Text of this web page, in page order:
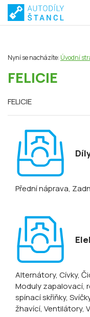
Nyní se nacházíte: Úvodní
FELICIE
FELICIE
Přední náprava,
Alternátory, Cívky,
Moduly zapalovací,
spínací skříňky,
žhavící, Ventilátory,